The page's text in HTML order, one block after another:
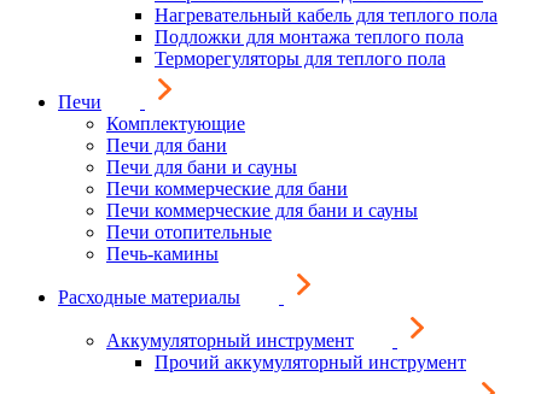
Нагревательный кабель для теплого пола
Подложки для монтажа теплого пола
Терморегуляторы для теплого пола
Печи
Комплектующие
Печи для бани
Печи для бани и сауны
Печи коммерческие для бани
Печи коммерческие для бани и сауны
Печи отопительные
Печь-камины
Расходные материалы
Аккумуляторный инструмент
Прочий аккумуляторный инструмент